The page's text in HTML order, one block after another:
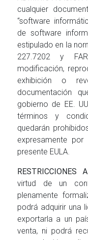
cualquier
“software
de software
estipulado en la
227.7202 y
modificación,
exhibición o
documentación
gobierno de EE.
términos y
quedarán
expresamente
presente EULA.
RESTRICCIONES
virtud de un
plenamente
podrá adquirir una
exportarla a un
venta, ni podrá